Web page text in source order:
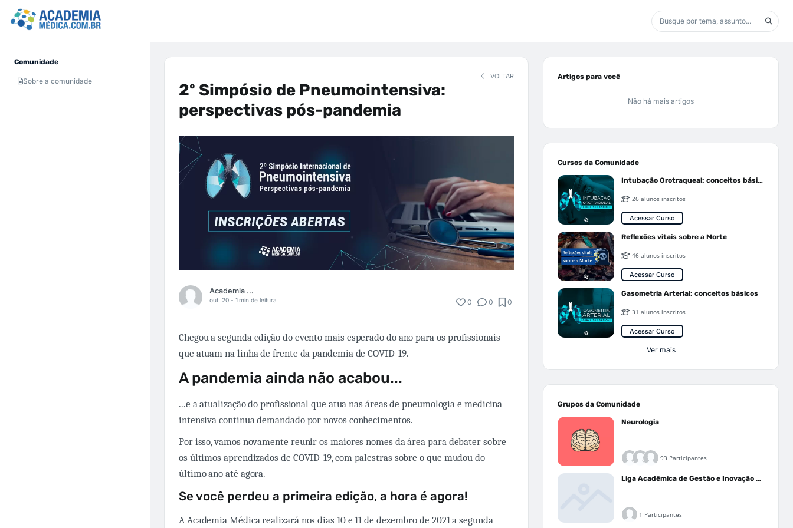
Comunidade
Sobre a comunidade
VOLTAR
2º Simpósio de Pneumointensiva:
perspectivas pós-pandemia
Academia Médica
out. 20 - 1 min de leitura 0 0 0
Chegou a segunda edição do evento mais esperado do ano para os profissionais
que atuam na linha de frente da pandemia de COVID-19.
A pandemia ainda não acabou...
...e a atualização do profissional que atua nas áreas de pneumologia e medicina
intensiva continua demandado por novos conhecimentos.
Por isso, vamos novamente reunir os maiores nomes da área para debater sobre
os últimos aprendizados de COVID-19, com palestras sobre o que mudou do
último ano até agora.
Se você perdeu a primeira edição, a hora é agora!
A Academia Médica realizará nos dias 10 e 11 de dezembro de 2021 a segunda
Artigos para você
Não há mais artigos
Cursos da Comunidade
Intubação Orotraqueal: conceitos básicos
26 alunos inscritos
Acessar Curso
Reflexões vitais sobre a Morte
46 alunos inscritos
Acessar Curso
Gasometria Arterial: conceitos básicos
31 alunos inscritos
Acessar Curso
Ver mais
Grupos da Comunidade
Neurologia
93 Participantes
Liga Acadêmica de Gestão e Inovação Médica - LAGIM
1 Participantes